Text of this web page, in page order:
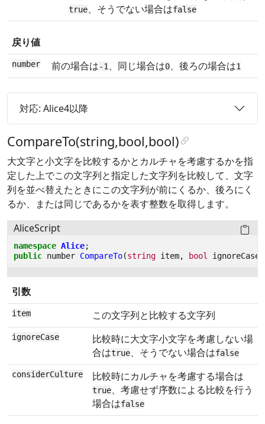
true、そうでない場合はfalse
戻り値
number 前の場合は-1 、同じ場合は0、後ろの場合は1
対応: Alice4以降
CompareTo(string,bool,bool)
大文字と小文字を比較するかとカルチャを考慮するかを指
定した上でこの文字列と指定した文字列を比較して、文字
列を並べ替えたときにこの文字列が前にくるか、後ろにく
るか、または同じであるかを表す整数を取得します。
AliceScript
namespace Alice;
public number CompareTo(string item, bool ignoreCase
引数
item この文字列と比較する文字列
ignoreCase
比較時に大文字小文字を考慮しない場
合はtrue、そうでない場合はfalse
considerCulture 比較時にカルチャを考慮する場合は
true、考慮せず序数による比較を行う
場合はfalse